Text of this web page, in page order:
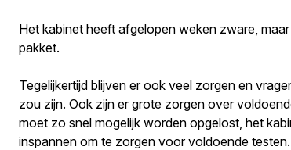
Het kabinet heeft afgelopen weken zware,
pakket.
Tegelijkertijd blijven er ook veel zorgen en
zou zijn. Ook zijn er grote zorgen over
moet zo snel mogelijk worden opgelost, het
inspannen om te zorgen voor voldoende testen.